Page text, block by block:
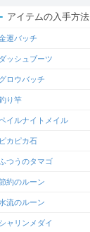
アイテムの入手方法
運バッチ
ダッシュブーツ
グロウバッチ
り竿
イルナイトメイル
ピカピカ石
つうのタマゴ
約のルーン
流のルーン
シャリンメダイ